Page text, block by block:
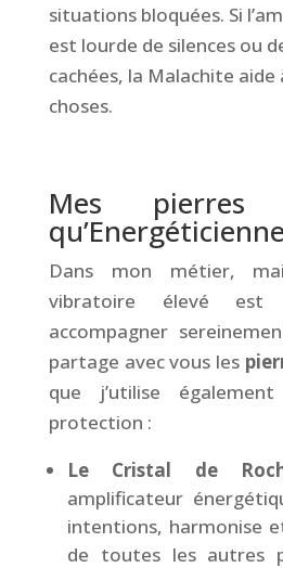
situations bloquées. Si
est lourde de silences ou
cachées, la Malachite aide
choses.
Mes
qu’Energéticienne
Dans mon métier,
vibratoire élevé est
accompagner
partage avec vous les
que j’utilise
protection :
Le Cristal de
amplificateur
intentions, harmonise
de toutes les autres